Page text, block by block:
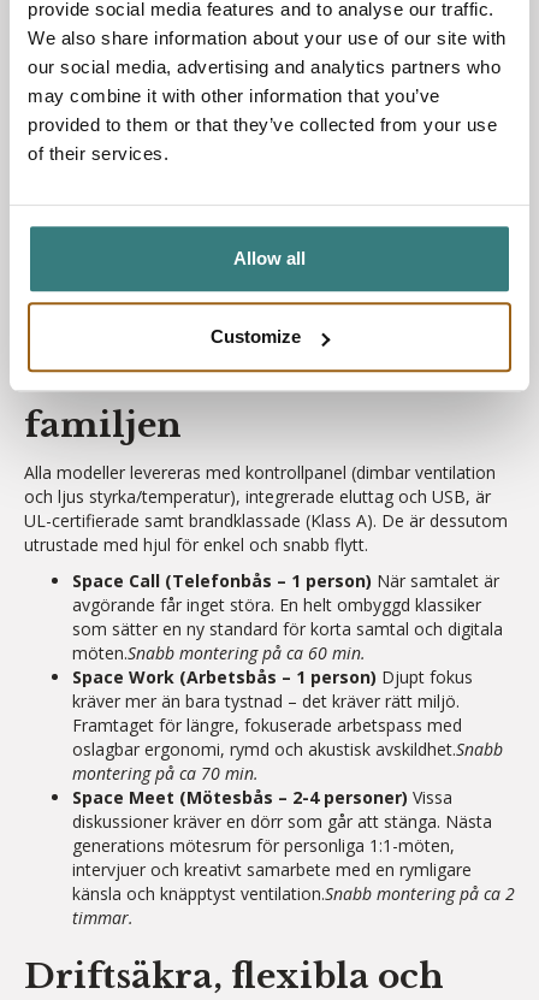
provide social media features and to analyse our traffic.
We also share information about your use of our site with
our social media, advertising and analytics partners who
may combine it with other information that you’ve
provided to them or that they’ve collected from your use
of their services.
Allow all
Customize
enkelt både ventilationens styrka samt belysningens intensitet
och färgtemperatur för att skapa optimala ljusscener för ditt
arbete.
⚡️Cirkulär hållbarhet genom Retrofit & Dynamics
för att hålla och utvecklas, inte ersättas. Den nya
produktplattformen gör att nyckelkomponenter kan bytas ut
teknologin är dessutom både de inre och yttre panelerna lätta
att byta ut. Det betyder att du kan uppgradera teknik eller
ändra färg (allt från Chalk White till Sage Green och Clay Red) i
Möt de tre första
modellerna i Gen 2-
familjen
Alla modeller levereras med kontrollpanel (dimbar ventilation
och ljus styrka/temperatur), integrerade eluttag och USB, är
UL-certifierade samt brandklassade (Klass A). De är dessutom
utrustade med hjul för enkel och snabb flytt.
Space Call (Telefonbås – 1 person) När samtalet är
avgörande får inget störa. En helt ombyggd klassiker
som sätter en ny standard för korta samtal och digitala
möten.Snabb montering på ca 60 min.
Space Work (Arbetsbås – 1 person) Djupt fokus
kräver mer än bara tystnad – det kräver rätt miljö.
Framtaget för längre, fokuserade arbetspass med
oslagbar ergonomi, rymd och akustisk avskildhet.Snabb
montering på ca 70 min.
Space Meet (Mötesbås – 2-4 personer) Vissa
diskussioner kräver en dörr som går att stänga. Nästa
generations mötesrum för personliga 1:1-möten,
intervjuer och kreativt samarbete med en rymligare
känsla och knäpptyst ventilation.Snabb montering på ca 2
timmar.
Driftsäkra, flexibla och